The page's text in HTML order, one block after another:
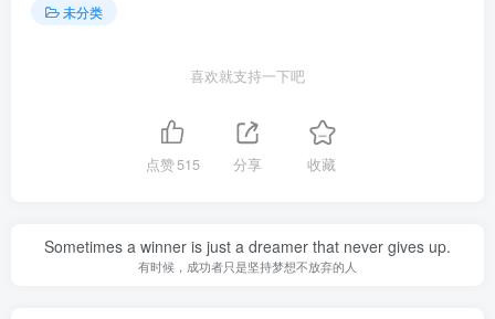
未分类
喜欢就支持一下吧
点赞515 分享 收藏
Sometimes a winner is just a dreamer that never gives up.
有时候，成功者只是坚持梦想不放弃的人